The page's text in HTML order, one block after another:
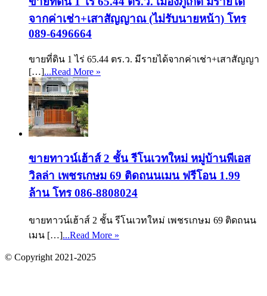
จากค่าเช่า+เสาสัญญาณ (ไม่รับนายหน้า) โทร
089-6496664
ขายที่ดิน 1 ไร่ 65.44 ตร.ว. มีรายได้จากค่าเช่า+เสาสัญญา
[…]...Read More »
ขายทาวน์เฮ้าส์ 2 ชั้น รีโนเวทใหม่ หมู่บ้านพีเอส
วิลล่า เพชรเกษม 69 ติดถนนเมน ฟรีโอน 1.99
ล้าน โทร 086-8808024
ขายทาวน์เฮ้าส์ 2 ชั้น รีโนเวทใหม่ เพชรเกษม 69 ติดถนน
เมน […]...Read More »
© Copyright 2021-2025